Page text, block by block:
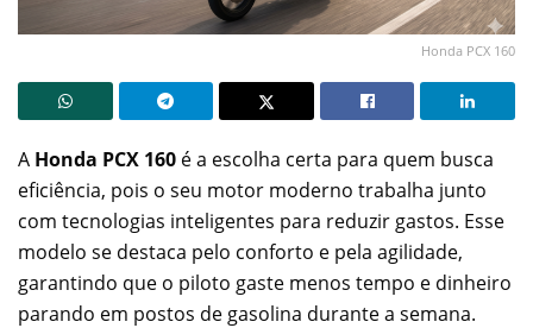
Honda PCX 160
A Honda PCX 160 é a escolha certa para quem busca
eficiência, pois o seu motor moderno trabalha junto
com tecnologias inteligentes para reduzir gastos. Esse
modelo se destaca pelo conforto e pela agilidade,
garantindo que o piloto gaste menos tempo e dinheiro
parando em postos de gasolina durante a semana.